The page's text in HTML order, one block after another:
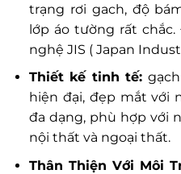
trạng rơi gach, độ
lớp áo tường rất
nghệ JIS ( Japan
Thiết kế tinh tế:
hiện đại, đẹp mắt với
đa dạng, phù hợp với
nội thất và ngoại thất.
Thân Thiện Với Môi